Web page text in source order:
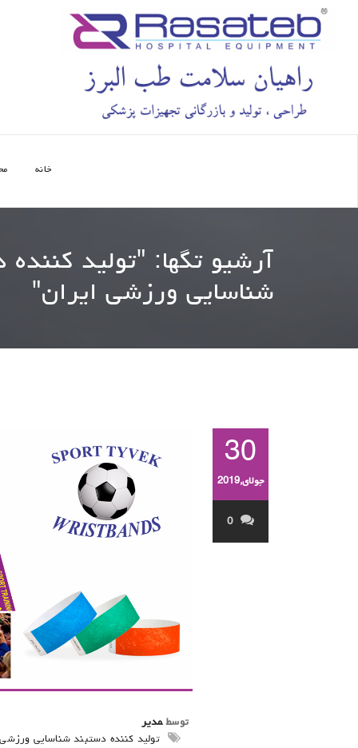
خانه
آرشیو تگها: "تولید کننده
شناسایی ورزشی ایران"
30
جولای,2019
0
توسط مدیر
تولید کننده دستبند شناسایی